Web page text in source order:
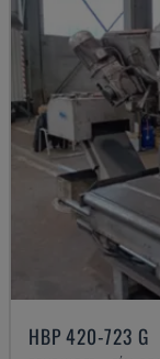
HBP 420-723 G